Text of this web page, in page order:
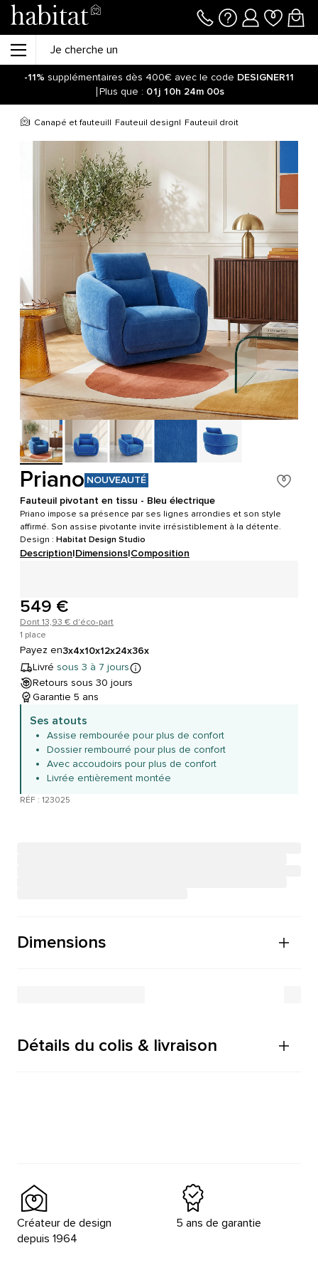
-11% supplémentaires dès 400€ avec le code DESIGNER11
Plus que : 01j 10h 24m 00s
Canapé et fauteuil Fauteuil design Fauteuil droit
Priano NOUVEAUTÉ
Fauteuil pivotant en tissu - Bleu électrique
Priano impose sa présence par ses lignes arrondies et son style
affirmé. Son assise pivotante invite irrésistiblement à la détente.
Design : Habitat Design Studio
Description|Dimensions|Composition
549 €
Dont 13,93 € d'éco-part
1 place
Payez en3x4x10x12x24x36x
Livré sous 3 à 7 jours
Retours sous 30 jours
Garantie 5 ans
Ses atouts
Assise rembourée pour plus de confort
Dossier rembourré pour plus de confort
Avec accoudoirs pour plus de confort
Livrée entièrement montée
RÉF : 123025
Dimensions
Détails du colis & livraison
Créateur de design
depuis 1964
5 ans de garantie